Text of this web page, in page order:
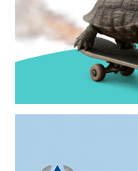
малък, но все пак
обикновена лятна